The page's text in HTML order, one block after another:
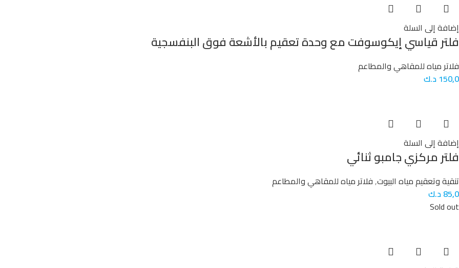
إضافة إلى السلة
فلتر قياسي إيكوسوفت مع وحدة تعقيم بالأشعة فوق البنفسجية
فلاتر مياه للمقاهي والمطاعم
150,0 د.ك
إضافة إلى السلة
فلتر مركزي جامبو ثنائي
تنقية وتعقيم مياه البيوت,فلاتر مياه للمقاهي والمطاعم
85,0د.ك
Sold out